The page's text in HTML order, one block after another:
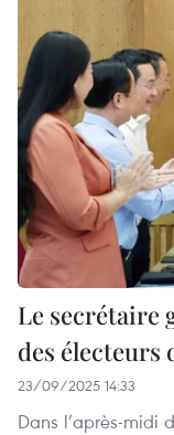
Le secrétaire
des électeurs
23/09/2025 14:33
Dans l’après-midi